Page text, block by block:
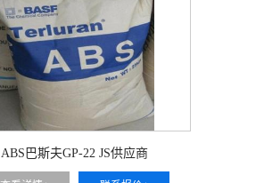
ABS巴斯夫GP-22 JS供应商